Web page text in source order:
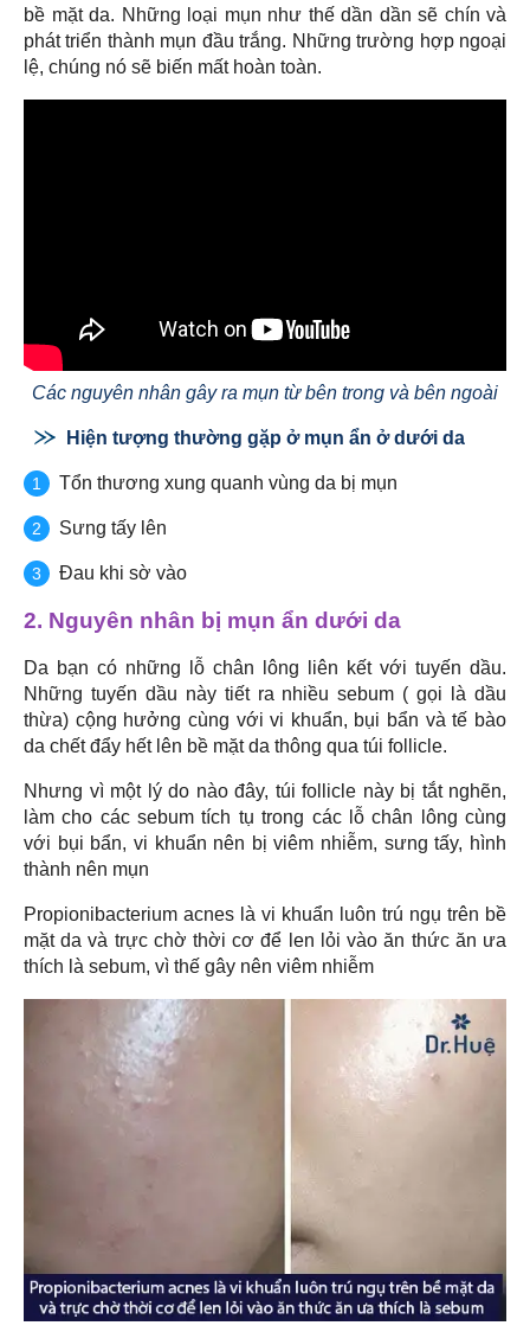
bề mặt da. Những loại mụn như thế dần dần sẽ chín và
phát triển thành mụn đầu trắng. Những trường hợp ngoại
lệ, chúng nó sẽ biến mất hoàn toàn.
Các nguyên nhân gây ra mụn từ bên trong và bên ngoài
Hiện tượng thường gặp ở mụn ẩn ở dưới da
Tổn thương xung quanh vùng da bị mụn
Sưng tấy lên
Đau khi sờ vào
2. Nguyên nhân bị mụn ẩn dưới da
Da bạn có những lỗ chân lông liên kết với tuyến dầu.
Những tuyến dầu này tiết ra nhiều sebum ( gọi là dầu
thừa) cộng hưởng cùng với vi khuẩn, bụi bẩn và tế bào
da chết đẩy hết lên bề mặt da thông qua túi follicle.
Nhưng vì một lý do nào đây, túi follicle này bị tắt nghẽn,
làm cho các sebum tích tụ trong các lỗ chân lông cùng
với bụi bẩn, vi khuẩn nên bị viêm nhiễm, sưng tấy, hình
thành nên mụn
Propionibacterium acnes là vi khuẩn luôn trú ngụ trên bề
mặt da và trực chờ thời cơ để len lỏi vào ăn thức ăn ưa
thích là sebum, vì thế gây nên viêm nhiễm